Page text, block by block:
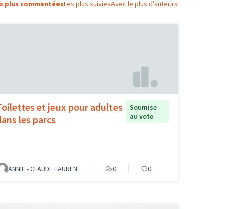
plus commentéesLes plus suiviesAvec le plus d'auteurs
et jeux pour adultes
les parcs
Soumise
au vote
ANNIE - CLAUDE LAURENT 0 0